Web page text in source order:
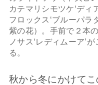
カテマリシモツケ‘ディ
フロックス‘ブルーパラ
紫の花）。手前で２本
ノサス‘レディムーア’
る。
秋から冬にかけてこ